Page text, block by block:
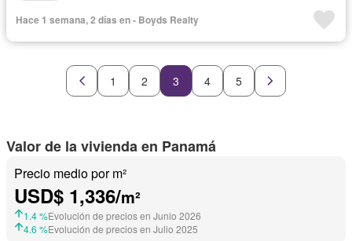
Hace 1 semana, 2 días en - Boyds Realty
1 2 3 4 5
Valor de la vivienda en Panamá
Precio medio por m²
USD$ 1,336/m²
1.4 %Evolución de precios en Junio 2026
4.6 %Evolución de precios en Julio 2025